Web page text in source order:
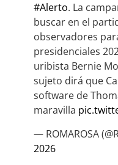
#Alerto. La
buscar en el
observadores
presidenciales
uribista Bernie
sujeto dirá que
software de
maravilla
— ROMAROSA
2026